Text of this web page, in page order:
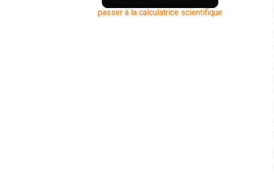
passer à la calculatrice scientifique